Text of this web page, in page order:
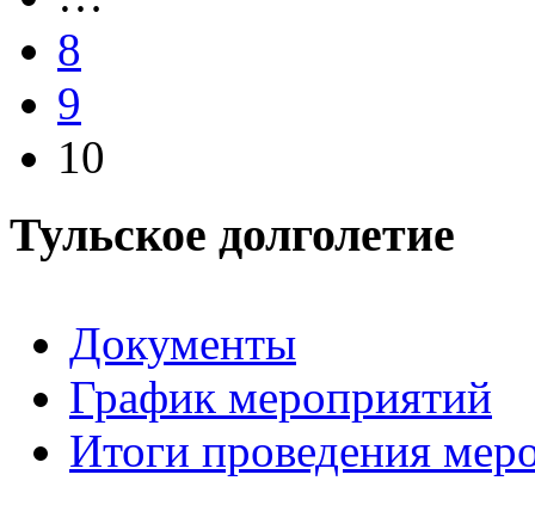
8
9
10
Тульское долголетие
Документы
График мероприятий
Итоги проведения